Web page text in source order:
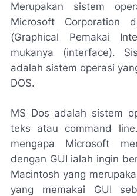
Merupakan sistem
Microsoft Corporation
(Graphical Pemakai
mukanya (interface).
adalah sistem operasi
DOS.
MS Dos adalah sistem
teks atau command
mengapa Microsoft
dengan GUI ialah ingin
Macintosh yang
yang memakai GUI